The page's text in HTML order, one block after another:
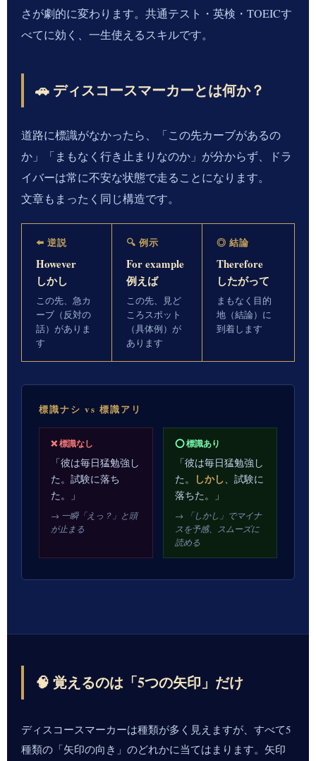
さが劇的に変わります。共通テスト・英検・TOEICす
べてに効く、一生使えるスキルです。
🚗 ディスコースマーカーとは何か？
道路に標識がなかったら、「この先カーブがあるの
か」「まもなく行き止まりなのか」が分からず、ドラ
イバーは常に不安な状態で走ることになります。
文章もまったく同じ構造です。
⬅️ 逆説
However
しかし
この先、急カ
ーブ（反対の
話）がありま
す
🔍 例示
For example
例えば
この先、見ど
ころスポット
（具体例）が
あります
◎ 結論
Therefore
したがって
まもなく目的
地（結論）に
到着します
標識ナシ vs 標識アリ
❌ 標識なし
「彼は毎日猛勉強し
た。試験に落ち
た。」
→ 一瞬「えっ？」と頭
が止まる
⭕ 標識あり
「彼は毎日猛勉強し
た。
しかし、試験に
落ちた。」
→ 「しかし」でマイナ
スを予感、スムーズに
読める
🧠 覚えるのは「5つの矢印」だけ
ディスコースマーカーは種類が多く見えますが、すべて5
種類の「矢印の向き」のどれかに当てはまります。矢印